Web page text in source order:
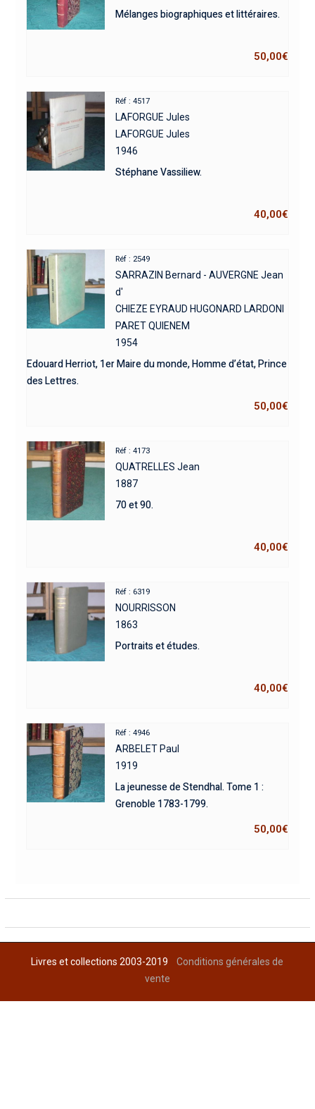
Mélanges biographiques et littéraires.
50,00€
Réf : 4517
LAFORGUE Jules
LAFORGUE Jules
1946
Stéphane Vassiliew.
40,00€
Réf : 2549
SARRAZIN Bernard - AUVERGNE Jean
d'
CHIEZE EYRAUD HUGONARD LARDONI
PARET QUIENEM
1954
Edouard Herriot, 1er Maire du monde, Homme d’état, Prince
des Lettres.
50,00€
Réf : 4173
QUATRELLES Jean
1887
70 et 90.
40,00€
Réf : 6319
NOURRISSON
1863
Portraits et études.
40,00€
Réf : 4946
ARBELET Paul
1919
La jeunesse de Stendhal. Tome 1 :
Grenoble 1783-1799.
50,00€
Livres et collections 2003-2019Conditions générales de
vente